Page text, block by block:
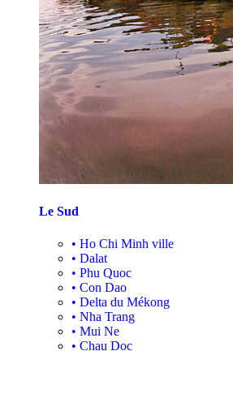
Le Sud
• Ho Chi Minh ville
• Dalat
• Phu Quoc
• Con Dao
• Delta du Mékong
• Nha Trang
• Mui Ne
• Chau Doc